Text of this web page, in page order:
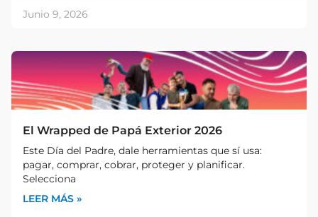
Junio 9, 2026
El Wrapped de Papá Exterior 2026
Este Día del Padre, dale herramientas que sí usa:
pagar, comprar, cobrar, proteger y planificar.
Selecciona
LEER MÁS »